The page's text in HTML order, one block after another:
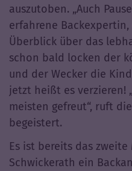
auszutoben. „Auch
erfahrene
Überblick über das
schon bald locken der
und der Wecker die
jetzt heißt es verzieren!
meisten gefreut“, ruft
begeistert.
Es ist bereits das zweite
Schwickerath ein